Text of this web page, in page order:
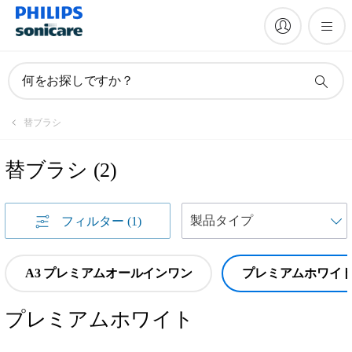
何をお探しですか？
替ブラシ
替ブラシ (2)
フィルター (1)
A3 プレミアムオールインワン プレミアムホワイ
プレミアムホワイト